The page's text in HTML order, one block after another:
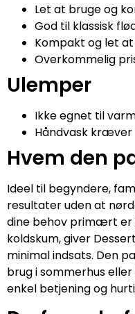
Let at bruge og
God til klassisk
Kompakt og let
Overkommelig
Ulemper
Ikke egnet til
Håndvask
Hvem den
Ideel til begyndere,
resultater uden at
dine behov primært er
koldskum, giver
minimal indsats. Den
brug i sommerhus
enkel betjening og